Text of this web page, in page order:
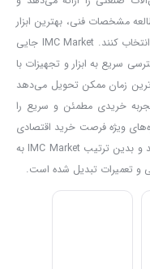
است که به حفظ ارتباط
مزاحمت‌ های صوتی در
تناسب انعطاف‌ پذیری
مناسب کار هایی است که
برای کارهای تخریب و
مناسب است.
پروژه‌ ها که نیاز به
ویژگی‌ ها به کاربر امکان
انتخاب کنند.
مشخصات فنی، بهترین ابزار
مناسب برای پروژه‌های صنعتی یا خانگی خود را انتخاب کنند. IMC Market جایی
سریع به ابزار و تجهیزات با
زمان ممکن تحویل می‌دهد
خریدی مطمئن و سریع را
ویژه فرصت خرید اقتصادی
از محصولات باکیفیت را به مشتریان ارائه می‌کنند و بدین ترتیب IMC Market به
و تعمیرات تبدیل شده است.